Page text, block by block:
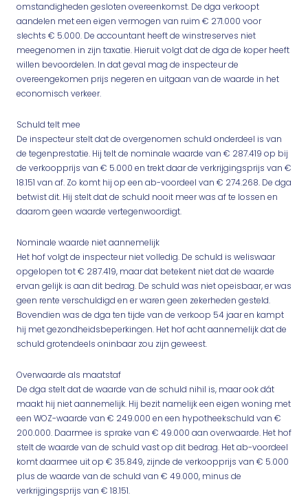
omstandigheden gesloten overeenkomst. De dga verkoopt
aandelen met een eigen vermogen van ruim € 271.000 voor
slechts € 5.000. De accountant heeft de winstreserves niet
meegenomen in zijn taxatie. Hieruit volgt dat de dga de koper heeft
willen bevoordelen. In dat geval mag de inspecteur de
overeengekomen prijs negeren en uitgaan van de waarde in het
economisch verkeer.
Schuld telt mee
De inspecteur stelt dat de overgenomen schuld onderdeel is van
de tegenprestatie. Hij telt de nominale waarde van € 287.419 op bij
de verkoopprijs van € 5.000 en trekt daar de verkrijgingsprijs van €
18.151 van af. Zo komt hij op een ab-voordeel van € 274.268. De dga
betwist dit. Hij stelt dat de schuld nooit meer was af te lossen en
daarom geen waarde vertegenwoordigt.
Nominale waarde niet aannemelijk
Het hof volgt de inspecteur niet volledig. De schuld is weliswaar
opgelopen tot € 287.419, maar dat betekent niet dat de waarde
ervan gelijk is aan dit bedrag. De schuld was niet opeisbaar, er was
geen rente verschuldigd en er waren geen zekerheden gesteld.
Bovendien was de dga ten tijde van de verkoop 54 jaar en kampt
hij met gezondheidsbeperkingen. Het hof acht aannemelijk dat de
schuld grotendeels oninbaar zou zijn geweest.
Overwaarde als maatstaf
De dga stelt dat de waarde van de schuld nihil is, maar ook dát
maakt hij niet aannemelijk. Hij bezit namelijk een eigen woning met
een WOZ-waarde van € 249.000 en een hypotheekschuld van €
200.000. Daarmee is sprake van € 49.000 aan overwaarde. Het hof
stelt de waarde van de schuld vast op dit bedrag. Het ab-voordeel
komt daarmee uit op € 35.849, zijnde de verkoopprijs van € 5.000
plus de waarde van de schuld van € 49.000, minus de
verkrijgingsprijs van € 18.151.